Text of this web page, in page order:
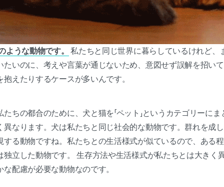
ような動物です。
私たちと同じ世界に暮らしているけれど、
たいのに、考えや言葉が通じないため、意図せず誤解を招い
えたりするケースが多いんです。
ちの都合のために、犬と猫を「ペット」というカテゴリーに
異なります。犬は私たちと同じ社会的な動物です。群れを成
する動物ですね。私たちとの生活様式が似ているので、ある
独立した動物です。 生存方法や生活様式が私たちとは大きく
配慮が必要な動物なのです。